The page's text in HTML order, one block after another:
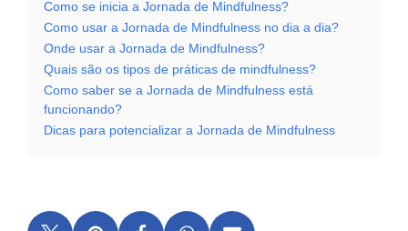
Como se inicia a Jornada de Mindfulness?
Como usar a Jornada de Mindfulness no dia a dia?
Onde usar a Jornada de Mindfulness?
Quais são os tipos de práticas de mindfulness?
Como saber se a Jornada de Mindfulness está
funcionando?
Dicas para potencializar a Jornada de Mindfulness